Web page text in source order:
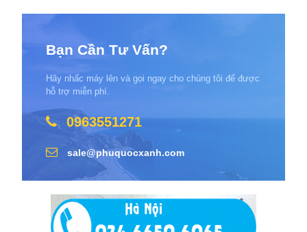
Bạn Cần Tư Vấn?
Hãy nhấc máy lên và gọi ngay cho chúng tôi để được
hỗ trợ miễn phí.
0963551271
sale@phuquocxanh.com